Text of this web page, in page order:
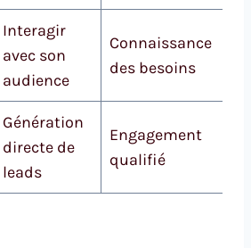
Interagir
avec son
audience
Connaissance
des besoins
Génération
directe de
leads
Engagement
qualifié